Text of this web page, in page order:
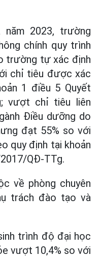
2023, trường
chính quy trình
trường tự xác định
chỉ tiêu được xác
1 điều 5 Quyết
vượt chỉ tiêu liên
Điều dưỡng do
đạt 55% so với
quy định tại khoản
QĐ-TTg.
về phòng chuyên
trách đào tạo và
trình độ đại học
vượt 10,4% so với